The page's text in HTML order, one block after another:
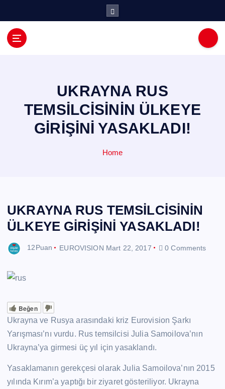
UKRAYNA RUS
TEMSİLCİSİNİN ÜLKEYE
GİRİŞİNİ YASAKLADI!
Home
UKRAYNA RUS TEMSİLCİSİNİN
ÜLKEYE GİRİŞİNİ YASAKLADI!
12Puan EUROVISION Mart 22, 2017 0 Comments
Beğen
Ukrayna ve Rusya arasındaki kriz Eurovision Şarkı
Yarışması’nı vurdu. Rus temsilcisi Julia Samoilova’nın
Ukrayna’ya girmesi üç yıl için yasaklandı.
Yasaklamanın gerekçesi olarak Julia Samoilova’nın 2015
yılında Kırım’a yaptığı bir ziyaret gösteriliyor. Ukrayna